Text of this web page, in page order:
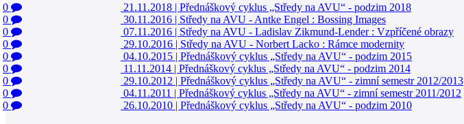
0 21.11.2018 | Přednáškový cyklus „Středy na AVU“ - podzim 2018
0
30.11.2016 | Středy na AVU - Antke Engel : Bossing Images
0
07.11.2016 | Středy na AVU - Ladislav Zikmund-Lender : Vzpříčené obrazy
0
29.10.2016 | Středy na AVU - Norbert Lacko : Rámce modernity
0
04.10.2015 | Přednáškový cyklus „Středy na AVU“ - podzim 2015
0
11.11.2014 | Přednáškový cyklus „Středy na AVU“ - podzim 2014
0
29.10.2012 | Přednáškový cyklus „Středy na AVU“ - zimní semestr 2012/2013
0
04.11.2011 | Přednáškový cyklus „Středy na AVU“ - zimní semestr 2011/2012
0
26.10.2010 | Přednáškový cyklus „Středy na AVU“ - podzim 2010